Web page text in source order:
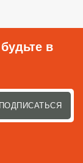
в
ПОДПИСАТЬСЯ